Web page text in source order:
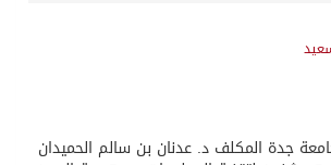
جدة المكلف د. عدنان بن سالم الحميدان